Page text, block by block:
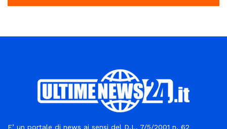
E’ un portale di news ai sensi del D.L. 7/5/2001 n. 62